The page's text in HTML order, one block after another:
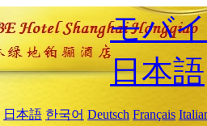
モバ
日本語
日本語 한국어 Deutsch Français